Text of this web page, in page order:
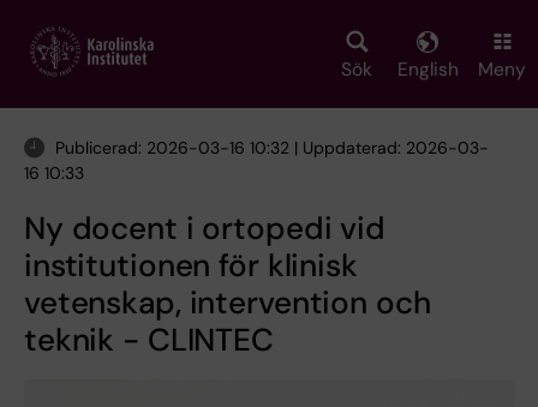
main
Sök English Meny
Publicerad: 2026-03-16 10:32 | Uppdaterad: 2026-03-
16 10:33
Ny docent i ortopedi vid
institutionen för klinisk
vetenskap, intervention och
teknik - CLINTEC